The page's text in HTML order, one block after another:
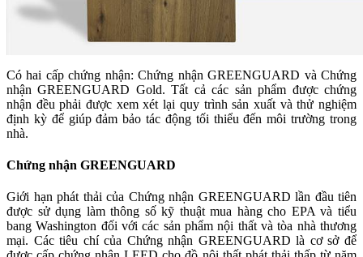
Có hai cấp chứng nhận: Chứng nhận GREENGUARD và Chứng
nhận GREENGUARD Gold. Tất cả các sản phẩm được chứng
nhận đều phải được xem xét lại quy trình sản xuất và thử nghiệm
định kỳ để giúp đảm bảo tác động tối thiểu đến môi trường trong
nhà.
Chứng nhận GREENGUARD
Giới hạn phát thải của Chứng nhận GREENGUARD lần đầu tiên
được sử dụng làm thông số kỹ thuật mua hàng cho EPA và tiểu
bang Washington đối với các sản phẩm nội thất và tòa nhà thương
mại. Các tiêu chí của Chứng nhận GREENGUARD là cơ sở để